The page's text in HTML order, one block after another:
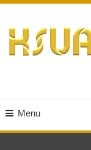
Content
Menu